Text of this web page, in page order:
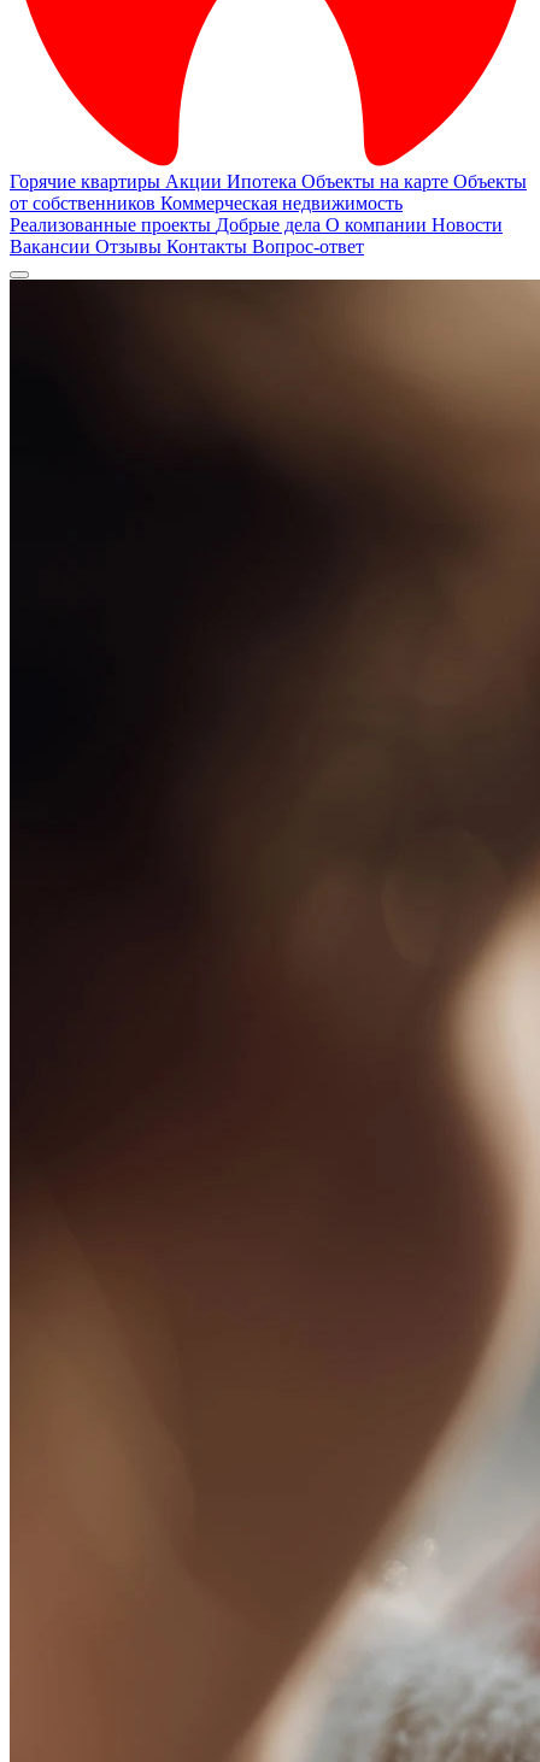
Горячие квартиры Акции Ипотека Объекты на карте Объекты
от собственников Коммерческая недвижимость
Реализованные проекты Добрые дела О компании Новости
Вакансии Отзывы Контакты Вопрос-ответ